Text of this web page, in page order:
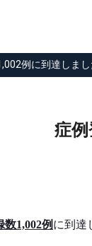
例に到達しまし
症
1,002例 に到達